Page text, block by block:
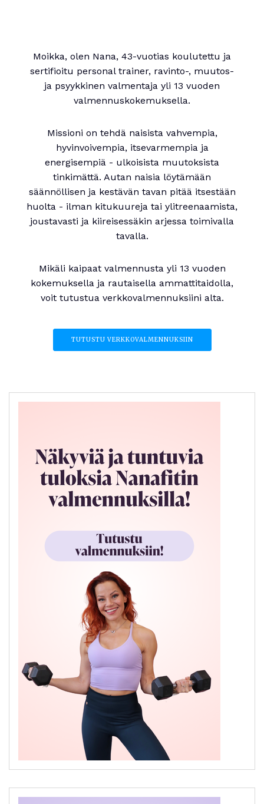
Moikka, olen Nana, 43-vuotias koulutettu ja
sertifioitu personal trainer, ravinto-, muutos-
ja psyykkinen valmentaja yli 13 vuoden
valmennuskokemuksella.
Missioni on tehdä naisista vahvempia,
hyvinvoivempia, itsevarmempia ja
energisempiä - ulkoisista muutoksista
tinkimättä. Autan naisia löytämään
säännöllisen ja kestävän tavan pitää itsestään
huolta - ilman kitukuureja tai ylitreenaamista,
joustavasti ja kiireisessäkin arjessa toimivalla
tavalla.
Mikäli kaipaat valmennusta yli 13 vuoden
kokemuksella ja rautaisella ammattitaidolla,
voit tutustua verkkovalmennuksiini alta.
TUTUSTU VERKKOVALMENNUKSIIN